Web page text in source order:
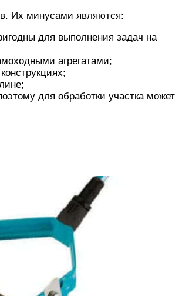
Их минусами являются:
для выполнения задач на
агрегатами;
для обработки участка может